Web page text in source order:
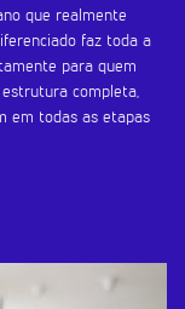
que realmente
faz toda a
para quem
completa,
em todas as etapas